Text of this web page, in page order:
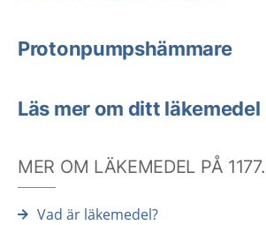
Protonpumpshämmare
Läs mer om ditt läkemedel
MER OM LÄKEMEDEL PÅ
Vad är läkemedel?